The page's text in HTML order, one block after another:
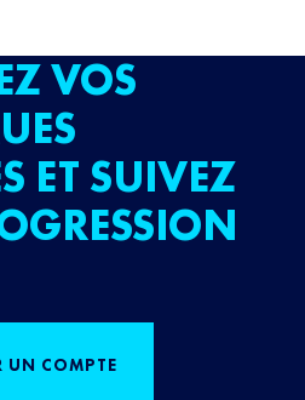
VOS
ET SUIVEZ
UN COMPTE